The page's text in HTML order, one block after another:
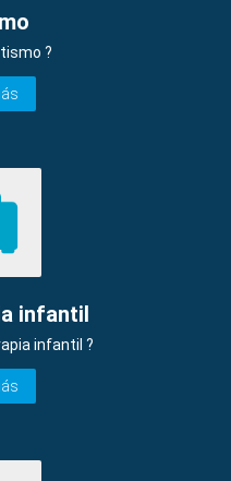
?
infantil
infantil ?